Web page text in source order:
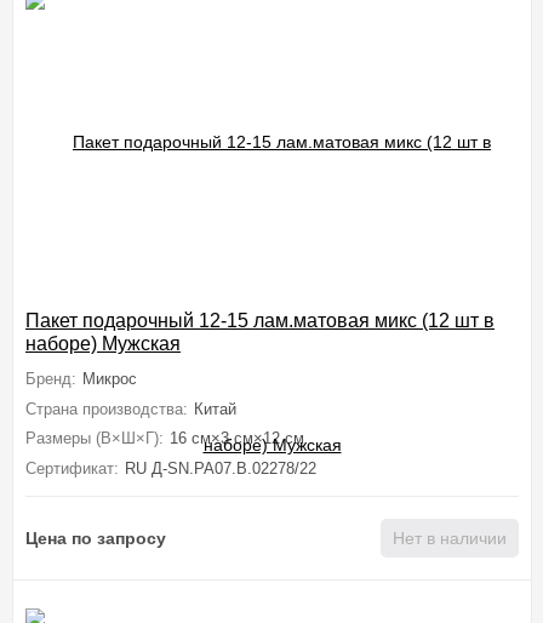
Пакет подарочный 12-15 лам.матовая микс (12 шт в
наборе) Мужская
Бренд: Микрос
Страна производства: Китай
Размеры (В×Ш×Г): 16 см×3 см×12 см
Сертификат: RU Д-SN.PA07.B.02278/22
Цена по запросу Нет в наличии